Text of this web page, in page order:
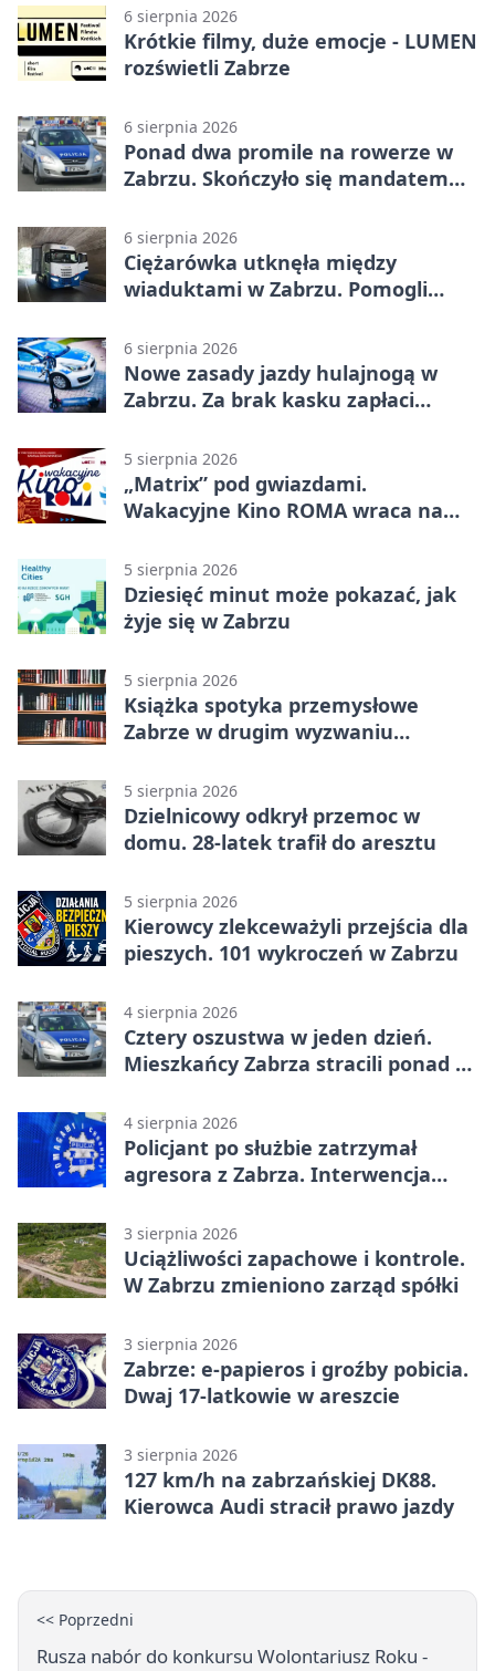
6 sierpnia 2026
Krótkie filmy, duże emocje - LUMEN
rozświetli Zabrze
6 sierpnia 2026
Ponad dwa promile na rowerze w
Zabrzu. Skończyło się mandatem
6 sierpnia 2026
Ciężarówka utknęła między
wiaduktami w Zabrzu. Pomogli
6 sierpnia 2026
Nowe zasady jazdy hulajnogą w
Zabrzu. Za brak kasku zapłaci
5 sierpnia 2026
„Matrix” pod gwiazdami.
Wakacyjne Kino ROMA wraca na
5 sierpnia 2026
Dziesięć minut może pokazać, jak
żyje się w Zabrzu
5 sierpnia 2026
Książka spotyka przemysłowe
Zabrze w drugim wyzwaniu
5 sierpnia 2026
Dzielnicowy odkrył przemoc w
domu. 28-latek trafił do aresztu
5 sierpnia 2026
Kierowcy zlekceważyli przejścia dla
pieszych. 101 wykroczeń w Zabrzu
4 sierpnia 2026
Cztery oszustwa w jeden dzień.
Mieszkańcy Zabrza stracili ponad 6
4 sierpnia 2026
Policjant po służbie zatrzymał
agresora z Zabrza. Interwencja
3 sierpnia 2026
Uciążliwości zapachowe i kontrole.
W Zabrzu zmieniono zarząd spółki
3 sierpnia 2026
Zabrze: e-papieros i groźby pobicia.
Dwaj 17-latkowie w areszcie
3 sierpnia 2026
127 km/h na zabrzańskiej DK88.
Kierowca Audi stracił prawo jazdy
<< Poprzedni
Rusza nabór do konkursu Wolontariusz Roku -